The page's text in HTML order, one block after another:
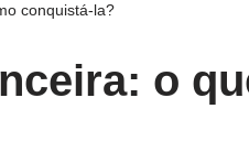
conquistá-la?
o